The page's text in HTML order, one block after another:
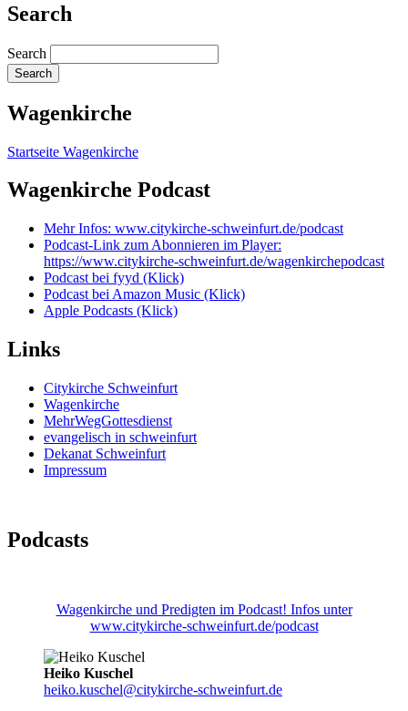
Search
Search
Wagenkirche
Startseite Wagenkirche
Wagenkirche Podcast
Mehr Infos: www.citykirche-schweinfurt.de/podcast
Podcast-Link zum Abonnieren im Player:
https://www.citykirche-schweinfurt.de/wagenkirchepodcast
Podcast bei fyyd (Klick)
Podcast bei Amazon Music (Klick)
Apple Podcasts (Klick)
Links
Citykirche Schweinfurt
Wagenkirche
MehrWegGottesdienst
evangelisch in schweinfurt
Dekanat Schweinfurt
Impressum
Podcasts
Wagenkirche und Predigten im Podcast! Infos unter
www.citykirche-schweinfurt.de/podcast
Heiko Kuschel
heiko.kuschel@citykirche-schweinfurt.de